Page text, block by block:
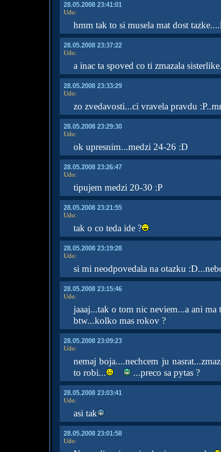
28.05.2008 23:41:01
Udo:
hmm tak to si musela mat dost
28.05.2008 23:37:22
Udo:
a inac ta spoved co ti zmazala
28.05.2008 23:33:29
Udo:
zo zvedavosti...ci vravela pravdu
28.05.2008 23:29:30
Udo:
ok upresnim...medzi 24-26 :D
28.05.2008 23:26:47
Udo:
tipujem medzi 20-30 :P
28.05.2008 23:21:55
Udo:
tak o co teda ide ?
28.05.2008 23:19:28
Udo:
si mi neodpovedala na otazku
28.05.2008 23:15:46
Udo:
jaaaj...tak o tom nic neviem...a ani
btw...kolko mas rokov ?
28.05.2008 23:09:23
Udo:
nemaj boja....nechcem ju
to robi...
...preco sa pytas ?
28.05.2008 23:03:41
Udo:
asi tak
28.05.2008 23:01:58
Udo: